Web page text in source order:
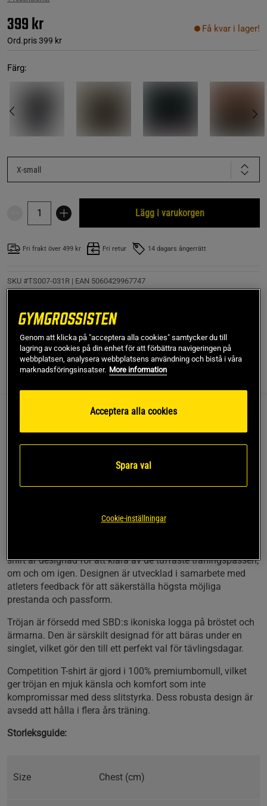
399 kr
Ord.pris399 kr
Få kvar i lager!
Färg:
X-small
Lägg i varukorgen
Fri frakt över 499 kr Fri retur 14 dagars ångerrätt
SKU #TS007-031R | EAN 5060429967747
Competition T-shirt.
Läs mer
Competition T-shirt är skapad för att ge överlägsen
kvalitet till dem som verkligen behöver det.
Klarar flera års användning
Logotyp vid bröst och arm
Designad tillsammans med atleter
shirt är designad för att klara av de tuffaste träningspassen,
om och om igen. Designen är utvecklad i samarbete med
atleters feedback för att säkerställa högsta möjliga
prestanda och passform.
Tröjan är försedd med SBD:s ikoniska logga på bröstet och
ärmarna. Den är särskilt designad för att bäras under en
singlet, vilket gör den till ett perfekt val för tävlingsdagar.
Competition T-shirt är gjord i 100% premiumbomull, vilket
ger tröjan en mjuk känsla och komfort som inte
kompromissar med dess slitstyrka. Dess robusta design är
avsedd att hålla i flera års träning.
Storleksguide:
Size Chest (cm)
Genom att klicka på "acceptera alla cookies" samtycker du till
lagring av cookies på din enhet för att förbättra navigeringen på
webbplatsen, analysera webbplatsens användning och bistå i våra
marknadsföringsinsatser. More information
Acceptera alla cookies
Spara val
Cookie-inställningar